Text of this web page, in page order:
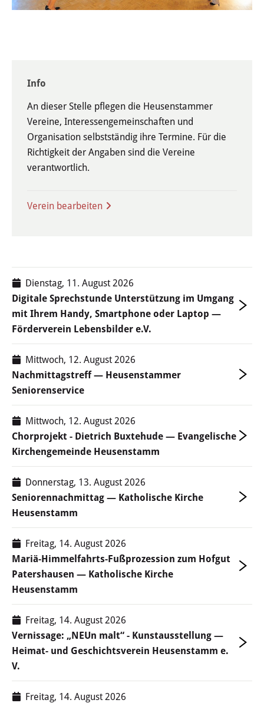
Info
An dieser Stelle pflegen die Heusenstammer
Vereine, Interessengemeinschaften und
Organisation selbstständig ihre Termine. Für die
Richtigkeit der Angaben sind die Vereine
verantwortlich.
Verein bearbeiten
Dienstag, 11. August 2026
Digitale Sprechstunde Unterstützung im Umgang
mit Ihrem Handy, Smartphone oder Laptop —
Förderverein Lebensbilder e.V.
Mittwoch, 12. August 2026
Nachmittagstreff — Heusenstammer
Seniorenservice
Mittwoch, 12. August 2026
Chorprojekt - Dietrich Buxtehude — Evangelische
Kirchengemeinde Heusenstamm
Donnerstag, 13. August 2026
Seniorennachmittag — Katholische Kirche
Heusenstamm
Freitag, 14. August 2026
Mariä-Himmelfahrts-Fußprozession zum Hofgut
Patershausen — Katholische Kirche
Heusenstamm
Freitag, 14. August 2026
Vernissage: „NEUn malt“ - Kunstausstellung —
Heimat- und Geschichtsverein Heusenstamm e.
V.
Freitag, 14. August 2026
Wertstoffhof
Verwaltung & Politik
Satzungen & Stadtrecht
Ausschreibungen
Sitzungsinfo
Gremien
Kinder- und Jugendparlament
Danke für die Anmeldung
Wahlen
Pressecenter
Aktuelle Meldungen
Detail
Öffentliche Bekanntmachungen
Offenlagen
Videos & Podcasts
Stadtplan
Tourismus